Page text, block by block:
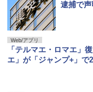
逮捕で
Web/アプリ
「テルマエ・ロマエ」
エ」が「ジャンプ+」で